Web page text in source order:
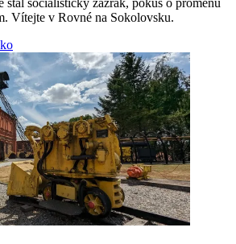
stal socialistický zázrak, pokus o proměnu
Vítejte v Rovné na Sokolovsku.